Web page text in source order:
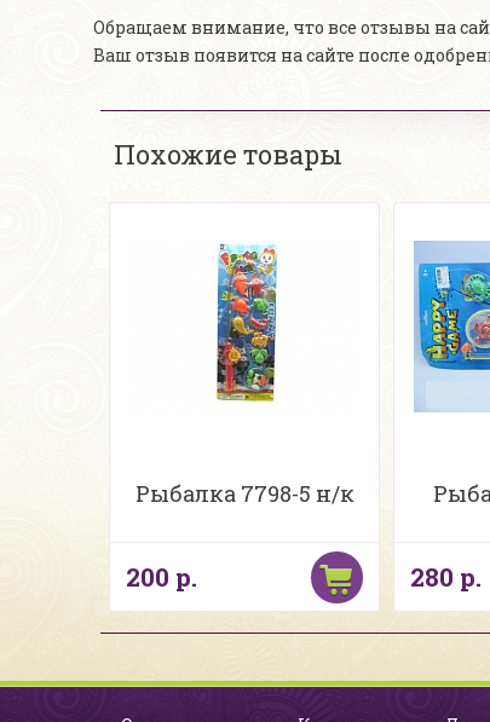
Обращаем внимание, что все отзывы на
Ваш отзыв появится на сайте после
Похожие товары
Рыбалка 7798-5 н/к
200 р. 280 р.